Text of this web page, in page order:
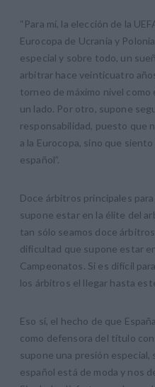
“Para mí, la elección de la
Eurocopa de Ucrania y
especial y sobre todo, un
arbitrar hace veinticuatro
torneo de máximo nivel
un lado. Por otro, supone
responsabilidad, puesto que
a la Eurocopa, sino que
español”.
Doce árbitros principales
supone estar en la élite del
tan sólo seamos doce
dificultad que supone estar
Campeonatos. Si es difícil
los árbitros el llegar hasta
Eso sí, el hecho de que
como defensora del título
supone una presión
español está de moda y nos